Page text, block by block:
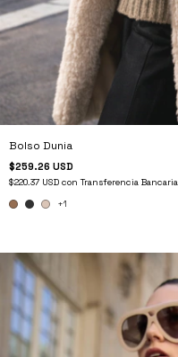
Bolso Dunia
$259.26 USD
$220.37 USD con Transferencia Bancaria
+1